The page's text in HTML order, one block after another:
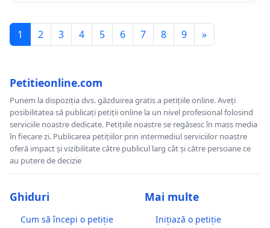
1 2 3 4 5 6 7 8 9 »
Petitieonline.com
Punem la dispoziția dvs. găzduirea gratis a petițiile online. Aveți
posibilitatea să publicați petiții online la un nivel profesional folosind
serviciile noastre dedicate. Petițiile noastre se regăsesc în mass media
în fiecare zi. Publicarea petițiilor prin intermediul serviciilor noastre
oferă impact și vizibilitate către publicul larg cât și către persoane ce
au putere de decizie
Ghiduri
Cum să începi o petiție
Mai multe
Inițiază o petiție